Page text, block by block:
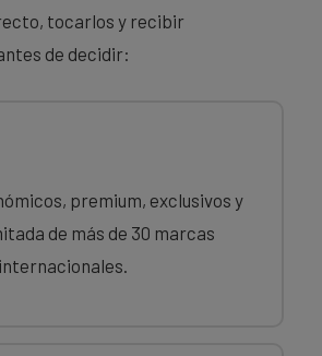
tocarlos y recibir
de decidir:
premium, exclusivos y
de más de 30 marcas